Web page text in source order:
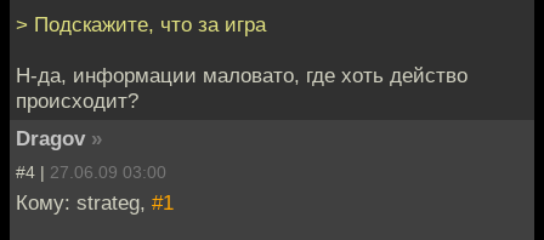
> Подскажите, что за игра
Н-да, информации маловато, где хоть действо
происходит?
Dragov »
#4 | 27.06.09 03:00
Кому: strateg, #1